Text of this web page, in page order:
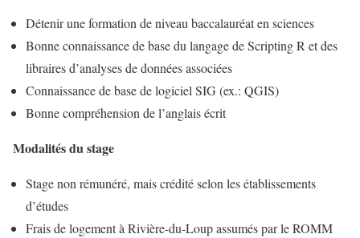
Détenir une formation de niveau baccalauréat en sciences
Bonne connaissance de base du langage de Scripting R et des
libraires d’analyses de données associées
Connaissance de base de logiciel SIG (ex.: QGIS)
Bonne compréhension de l’anglais écrit
Modalités du stage
Stage non rémunéré, mais crédité selon les établissements
d’études
Frais de logement à Rivière-du-Loup assumés par le ROMM